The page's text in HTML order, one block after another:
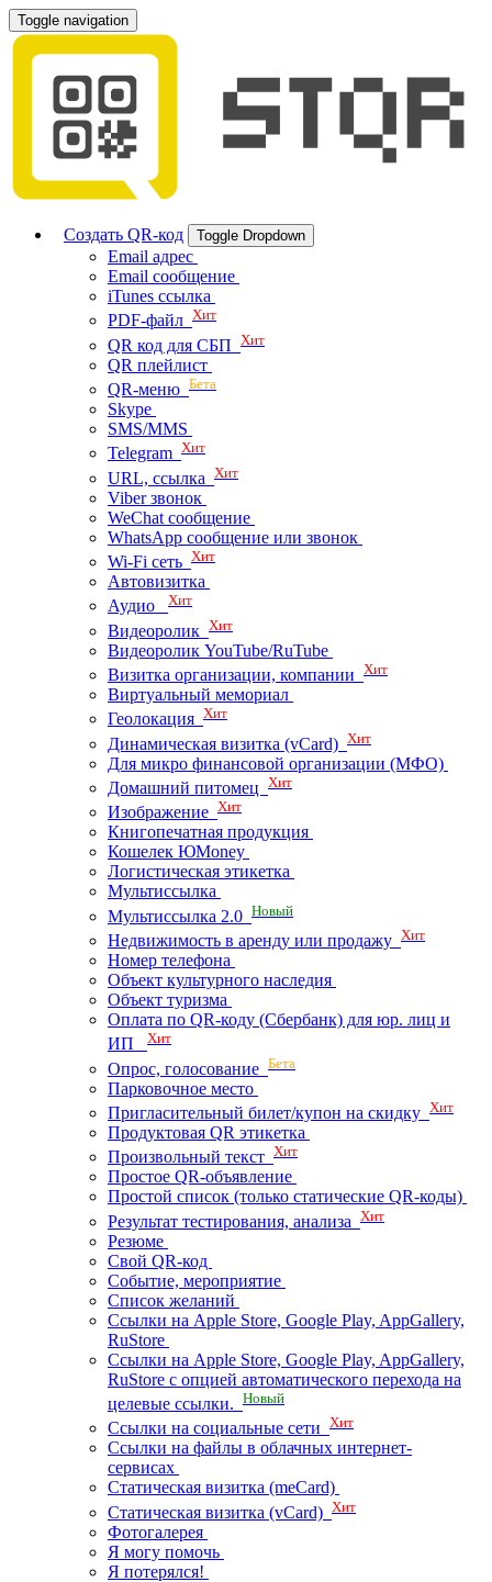
Toggle navigation
Создать QR-код Toggle Dropdown
Email адрес
Email сообщение
iTunes ссылка
PDF-файл Хит
QR код для СБП Хит
QR плейлист
QR-меню Бета
Skype
SMS/MMS
Telegram Хит
URL, ссылка Хит
Viber звонок
WeChat сообщение
WhatsApp сообщение или звонок
Wi-Fi сеть Хит
Автовизитка
Аудио Хит
Видеоролик Хит
Видеоролик YouTube/RuTube
Визитка организации, компании Хит
Виртуальный мемориал
Геолокация Хит
Динамическая визитка (vCard) Хит
Для микро финансовой организации (МФО)
Домашний питомец Хит
Изображение Хит
Книгопечатная продукция
Кошелек ЮMoney
Логистическая этикетка
Мультиссылка
Мультиссылка 2.0 Новый
Недвижимость в аренду или продажу Хит
Номер телефона
Объект культурного наследия
Объект туризма
Оплата по QR-коду (Сбербанк) для юр. лиц и
ИП Хит
Опрос, голосование Бета
Парковочное место
Пригласительный билет/купон на скидку Хит
Продуктовая QR этикетка
Произвольный текст Хит
Простое QR-объявление
Простой список (только статические QR-коды)
Результат тестирования, анализа Хит
Резюме
Свой QR-код
Событие, мероприятие
Список желаний
Ссылки на Apple Store, Google Play, AppGallery,
RuStore
Ссылки на Apple Store, Google Play, AppGallery,
RuStore с опцией автоматического перехода на
целевые ссылки. Новый
Ссылки на социальные сети Хит
Ссылки на файлы в облачных интернет-
сервисах
Статическая визитка (meCard)
Статическая визитка (vCard) Хит
Фотогалерея
Я могу помочь
Я потерялся!